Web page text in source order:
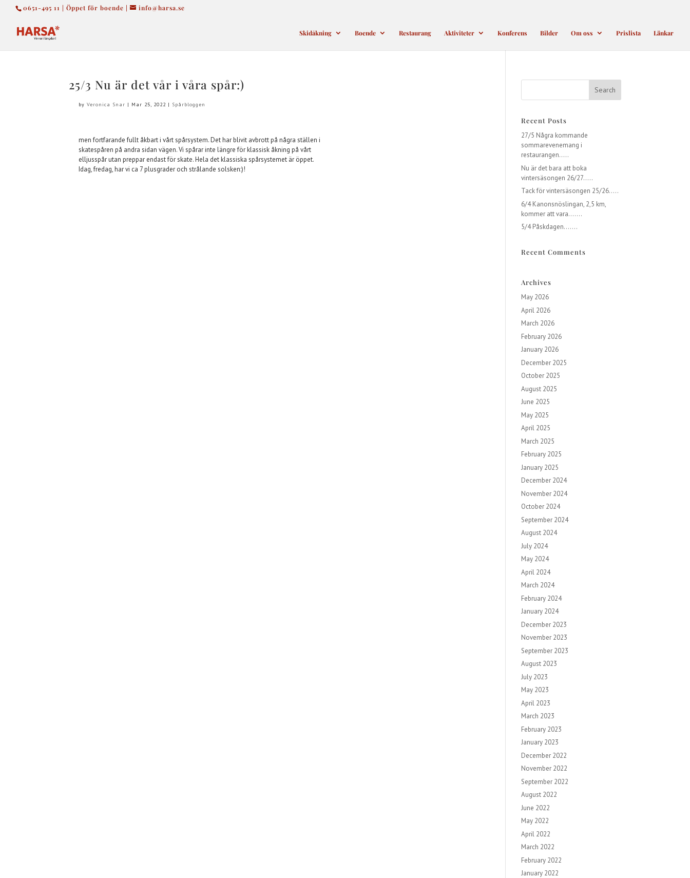
0651-495 11 | Öppet för boende | info@harsa.se
Skidåkning Boende Restaurang Aktiviteter Konferens Bilder Om oss Prislista Länkar
25/3 Nu är det vår i våra spår:)
byVeronica Snar | Mar 25, 2022 | Spårbloggen
men fortfarande fullt åkbart i vårt spårsystem. Det har blivit avbrott på några ställen i
skatespåren på andra sidan vägen. Vi spårar inte längre för klassisk åkning på vårt
elljusspår utan preppar endast för skate. Hela det klassiska spårsystemet är öppet.
Idag, fredag, har vi ca 7 plusgrader och strålande solsken:)!
Recent Posts
27/5 Några kommande
sommarevenemang i
restaurangen…..
Nu är det bara att boka
vintersäsongen 26/27…..
Tack för vintersäsongen 25/26…..
6/4 Kanonsnöslingan, 2,5 km,
kommer att vara…….
5/4 Påskdagen…….
Recent Comments
Archives
May 2026
April 2026
March 2026
February 2026
January 2026
December 2025
October 2025
August 2025
June 2025
May 2025
April 2025
March 2025
February 2025
January 2025
December 2024
November 2024
October 2024
September 2024
August 2024
July 2024
May 2024
April 2024
March 2024
February 2024
January 2024
December 2023
November 2023
September 2023
August 2023
July 2023
May 2023
April 2023
March 2023
February 2023
January 2023
December 2022
November 2022
September 2022
August 2022
June 2022
May 2022
April 2022
March 2022
February 2022
January 2022